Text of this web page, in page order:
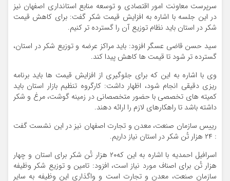
سرپرست معاونت امور اقتصادی و توسعه منابع استانداری اصفهان نیز
در این جلسه با اشاره به افزایش قیمت شکر گفت: برای کاهش قیمت
شکر در استان باید نظام توزیع آن را گسترده تر کنیم.
سید حسن قاضی عسگر افزود: باید مراکز عرضه و توزیع شکر در استان،
گسترده تر شود تا قیمت ها کاهش پیدا کند.
وی با اشاره به این که برای جلوگیری از افزایش قیمت ها باید برنامه
ریزی دقیقی انجام شود، اظهار داشت: کارگروه تنظیم بازار استان باید
کمیته های تخصصی با حضور متخصصانی در زمینه گوشت، مرغ و شکر
داشته باشد تا راهکارهای لازم را ارائه دهند.
رییس سازمان صنعت، معدن و تجارت اصفهان نیز در این نشست گفت
: ۲۴ هزار تُن شکر در استان نیاز داریم.
اسرافیل احمدیه با اشاره به این که۲۰ هزار تُن شکر برای استان و چهار
هزار تُن برای اصناف مورد نیاز است، افزود: تامین و توزیع شکر وظیفه
سازمان صنعت، معدن و تجارت است و واگذاری این وظیفه به سایر